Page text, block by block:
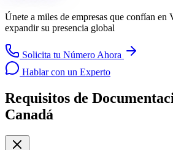
Únete a miles de empresas que confían en
expandir su presencia global
Solicita tu Número Ahora
Hablar con un Experto
Requisitos de
Canadá